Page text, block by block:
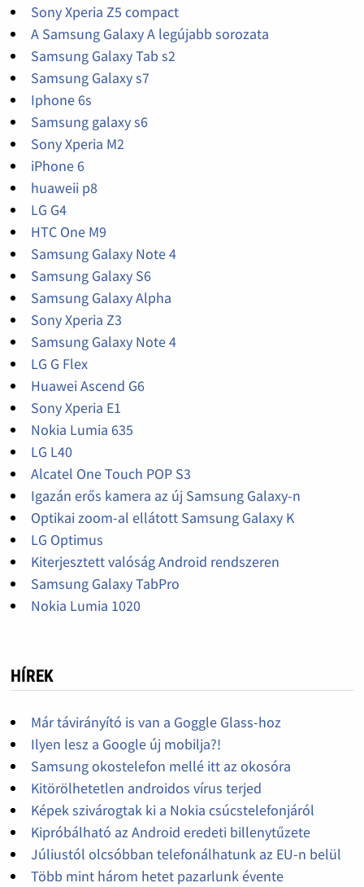
Sony Xperia Z5 compact
A Samsung Galaxy A legújabb sorozata
Samsung Galaxy Tab s2
Samsung Galaxy s7
Iphone 6s
Samsung galaxy s6
Sony Xperia M2
iPhone 6
huaweii p8
LG G4
HTC One M9
Samsung Galaxy Note 4
Samsung Galaxy S6
Samsung Galaxy Alpha
Sony Xperia Z3
Samsung Galaxy Note 4
LG G Flex
Huawei Ascend G6
Sony Xperia E1
Nokia Lumia 635
LG L40
Alcatel One Touch POP S3
Igazán erős kamera az új Samsung Galaxy-n
Optikai zoom-al ellátott Samsung Galaxy K
LG Optimus
Kiterjesztett valóság Android rendszeren
Samsung Galaxy TabPro
Nokia Lumia 1020
HÍREK
Már távirányító is van a Goggle Glass-hoz
Ilyen lesz a Google új mobilja?!
Samsung okostelefon mellé itt az okosóra
Kitörölhetetlen androidos vírus terjed
Képek szivárogtak ki a Nokia csúcstelefonjáról
Kipróbálható az Android eredeti billenytűzete
Júliustól olcsóbban telefonálhatunk az EU-n belül
Több mint három hetet pazarlunk évente